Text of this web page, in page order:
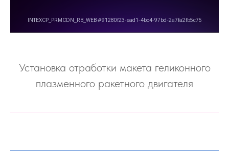
Установка отработки макета геликонного
плазменного ракетного двигателя